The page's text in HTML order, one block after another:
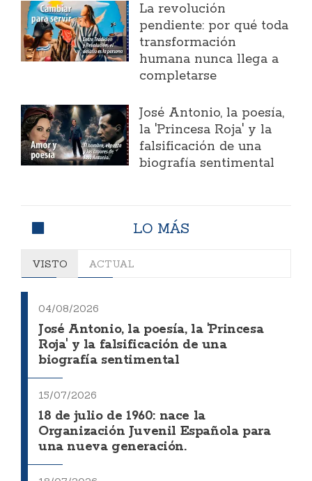
La revolución
pendiente: por qué toda
transformación
humana nunca llega a
completarse
José Antonio, la poesía,
la 'Princesa Roja' y la
falsificación de una
biografía sentimental
LO MÁS
VISTO ACTUAL
04/08/2026
José Antonio, la poesía, la 'Princesa
Roja' y la falsificación de una
biografía sentimental
15/07/2026
18 de julio de 1960: nace la
Organización Juvenil Española para
una nueva generación.